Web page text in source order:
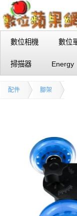
數位相機 數位
掃描器 Energy
配件 腳架